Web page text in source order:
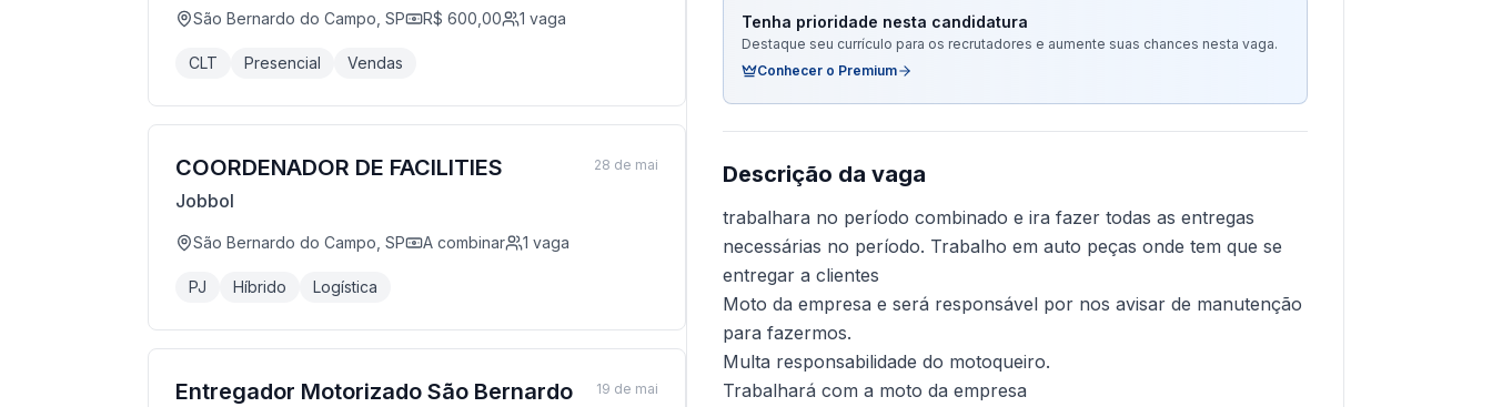
São Bernardo do Campo, SP R$ 600,00 1 vaga
CLT Presencial Vendas
COORDENADOR DE FACILITIES
Jobbol
São Bernardo do Campo, SP A combinar 1 vaga
PJ Híbrido Logística
28 de mai
Entregador Motorizado São Bernardo
19 de mai
Tenha prioridade nesta candidatura
Destaque seu currículo para os recrutadores e aumente suas chances nesta vaga.
Conhecer o Premium
Descrição da vaga
trabalhara no período combinado e ira fazer todas as entregas
necessárias no período. Trabalho em auto peças onde tem que se
entregar a clientes
Moto da empresa e será responsável por nos avisar de manutenção
para fazermos.
Multa responsabilidade do motoqueiro.
Trabalhará com a moto da empresa